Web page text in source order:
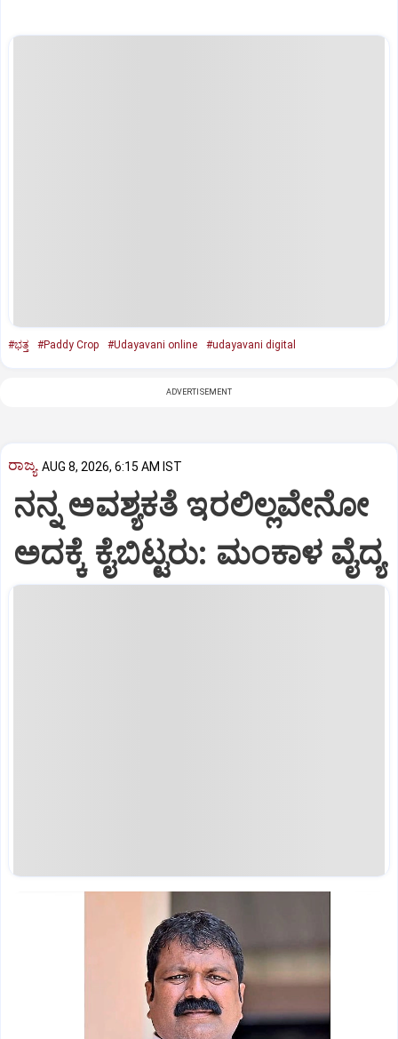
#ಭತ್ತ #Paddy Crop #Udayavani online #udayavani digital
ADVERTISEMENT
ರಾಜ್ಯ AUG 8, 2026, 6:15 AM IST
ನನ್ನ ಅವಶ್ಯಕತೆ ಇರಲಿಲ್ಲವೇನೋ
ಅದಕ್ಕೆ ಕೈಬಿಟ್ಟರು: ಮಂಕಾಳ ವೈದ್ಯ